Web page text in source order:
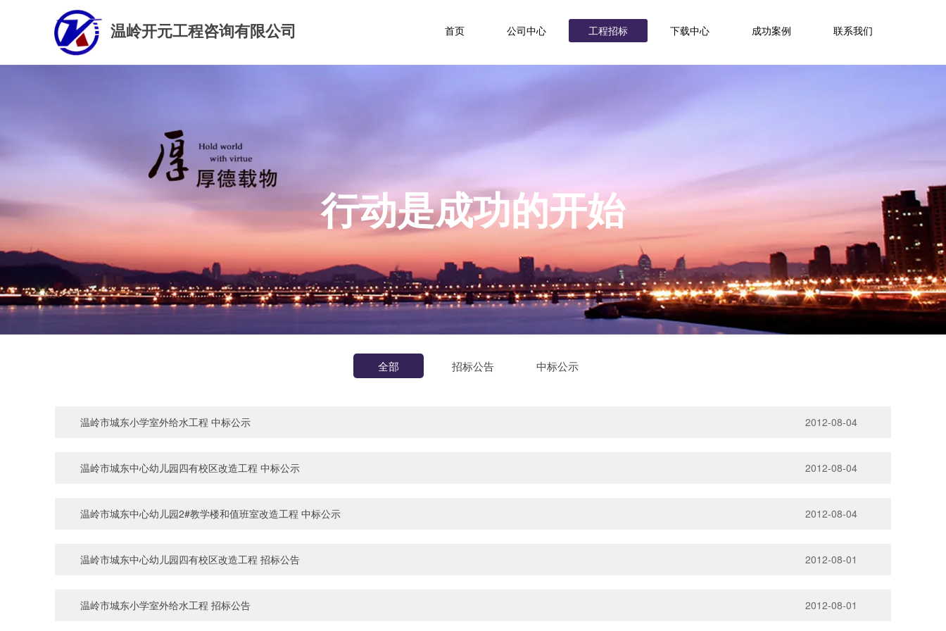
温岭开元工程咨询有限公司 首页 公司中心 工程招标 下载中心 成功案例 联系我们
行动是成功的开始
全部 招标公告 中标公示
温岭市城东小学室外给水工程 中标公示 2012-08-04
温岭市城东中心幼儿园四有校区改造工程 中标公示 2012-08-04
温岭市城东中心幼儿园2#教学楼和值班室改造工程 中标公示 2012-08-04
温岭市城东中心幼儿园四有校区改造工程 招标公告 2012-08-01
温岭市城东小学室外给水工程 招标公告 2012-08-01